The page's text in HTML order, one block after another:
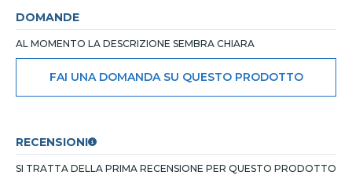
DOMANDE
AL MOMENTO LA DESCRIZIONE SEMBRA CHIARA
FAI UNA DOMANDA SU QUESTO PRODOTTO
RECENSIONI
SI TRATTA DELLA PRIMA RECENSIONE PER QUESTO PRODOTTO